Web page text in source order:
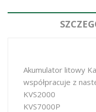
Akumulator litowy
współpracuje z
KVS2000
KVS7000P